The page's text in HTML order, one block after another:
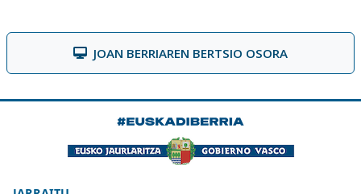
JOAN BERRIAREN BERTSIO OSORA